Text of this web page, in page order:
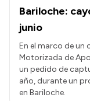
Bariloche:
junio
En el marco de un
Motorizada de
un pedido de
año, durante un
en Bariloche.